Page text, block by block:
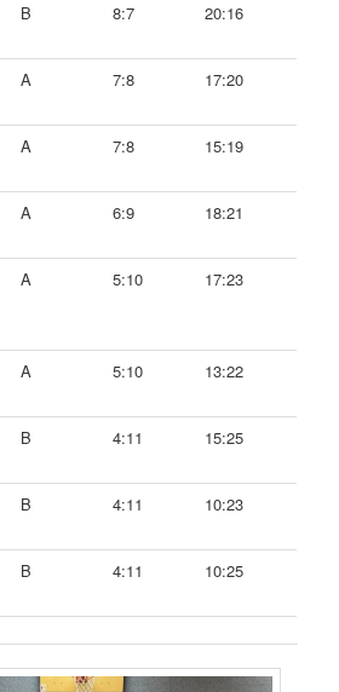
B 8:7 20:16
A 7:8 17:20
A 7:8 15:19
A 6:9 18:21
A 5:10 17:23
A 5:10 13:22
B 4:11 15:25
B 4:11 10:23
B 4:11 10:25